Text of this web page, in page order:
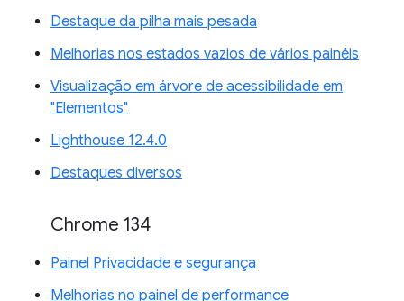
Destaque da pilha mais pesada
Melhorias nos estados vazios de vários painéis
Visualização em árvore de acessibilidade em
"Elementos"
Lighthouse 12.4.0
Destaques diversos
Chrome 134
Painel Privacidade e segurança
Melhorias no painel de performance